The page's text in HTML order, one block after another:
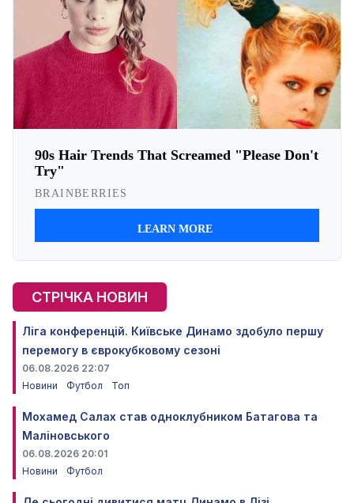
СТРІЧКА НОВИН
Ліга конференцій. Київське Динамо здобуло першу
перемогу в єврокубковому сезоні
06.08.2026 22:07
Новини
Футбол Топ
Мохамед Салах став одноклубником Батагова та
Маліновського
06.08.2026 20:01
Новини
Футбол